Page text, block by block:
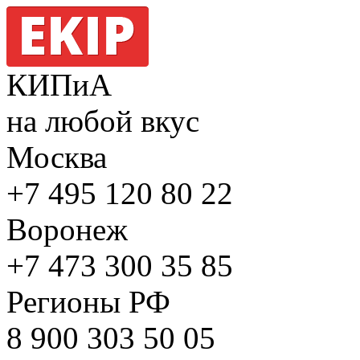
КИПиА
на любой вкус
Москва
+7 495 120 80 22
Воронеж
+7 473 300 35 85
Регионы РФ
8 900 303 50 05